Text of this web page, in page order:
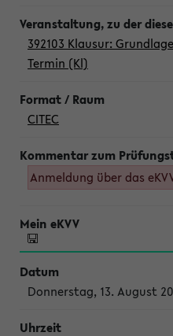
392103 Klausur:
Termin (Kl)
CITEC
Anmeldung über das
Donnerstag, 13. August